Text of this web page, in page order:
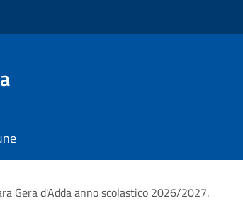
Gera d'Adda anno scolastico 2026/2027.